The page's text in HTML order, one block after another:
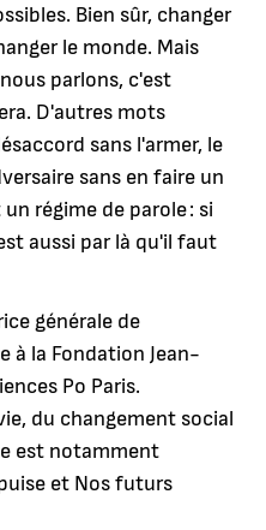
Bien sûr, changer
le monde. Mais
parlons, c'est
D'autres mots
sans l'armer, le
sans en faire un
régime de parole : si
aussi par là qu'il faut
générale de
à la Fondation Jean-
Po Paris.
du changement social
est notamment
et Nos futurs